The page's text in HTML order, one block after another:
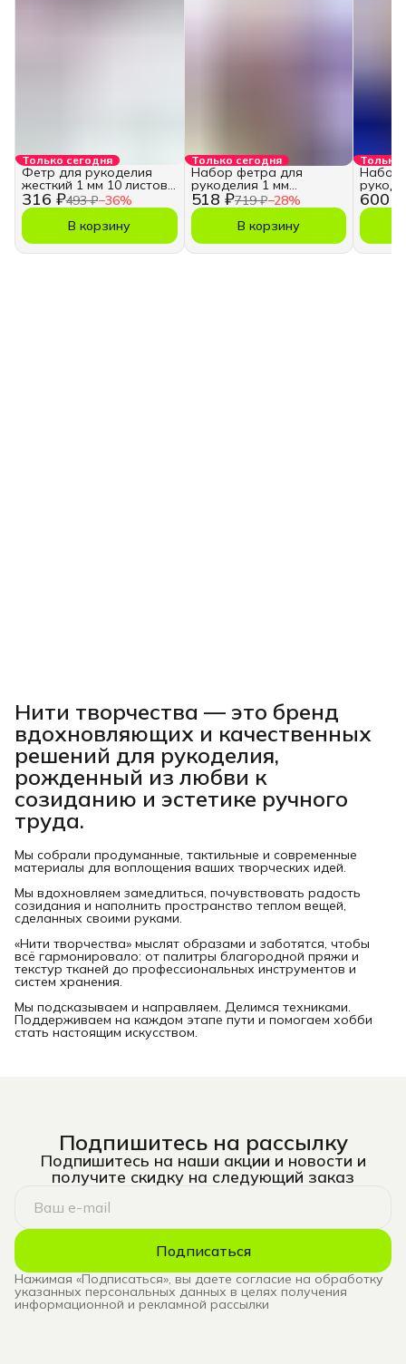
Только сегодня
316 ₽493 ₽−36%
Фетр для рукоделия
жесткий 1 мм 10 листов
А4
В корзину
Только сегодня
518 ₽719 ₽−28%
Набор фетра для
рукоделия 1 мм
пастельные цвета
В корзину
Только
600 ₽
Набор
Нити творчества — это бренд
вдохновляющих и качественных
решений для рукоделия,
рожденный из любви к
созиданию и эстетике ручного
труда.
Мы собрали продуманные, тактильные и современные
материалы для воплощения ваших творческих идей.
Мы вдохновляем замедлиться, почувствовать радость
созидания и наполнить пространство теплом вещей,
сделанных своими руками.
«Нити творчества» мыслят образами и заботятся, чтобы
всё гармонировало: от палитры благородной пряжи и
текстур тканей до профессиональных инструментов и
систем хранения.
Мы подсказываем и направляем. Делимся техниками.
Поддерживаем на каждом этапе пути и помогаем хобби
стать настоящим искусством.
Подпишитесь на рассылку
Подпишитесь на наши акции и новости и
получите скидку на следующий заказ
Подписаться
Нажимая «Подписаться», вы даете согласие на обработку
указанных персональных данных в целях получения
информационной и рекламной рассылки